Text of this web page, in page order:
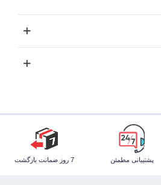
پشتیبانی مطمئن 7 روز ضمانت بازگشت